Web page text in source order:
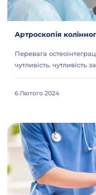
Артроскопія
Перевага
чутливість. чутливість
6 Лютого 2024